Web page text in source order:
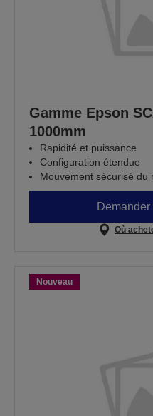
Gamme Epson
1000mm
Rapidité et puissance
Configuration étendue
Mouvement sécurisé du
Où
Nouveau